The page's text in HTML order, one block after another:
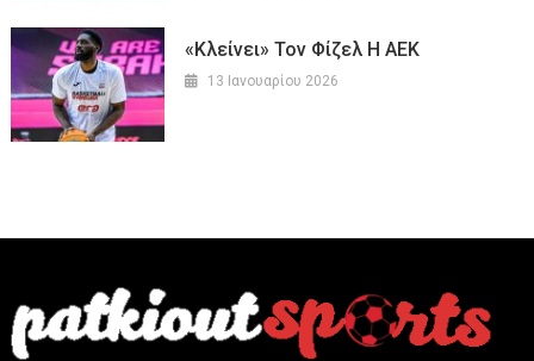
«Κλείνει» Τον Φίζελ Η ΑΕΚ
13 Ιανουαρίου 2026